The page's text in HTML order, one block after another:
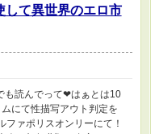
して異世界のエロ市
も読んでって❤︎はぁとは10
にて性描写アウト判定を
ァポリスオンリーにて！